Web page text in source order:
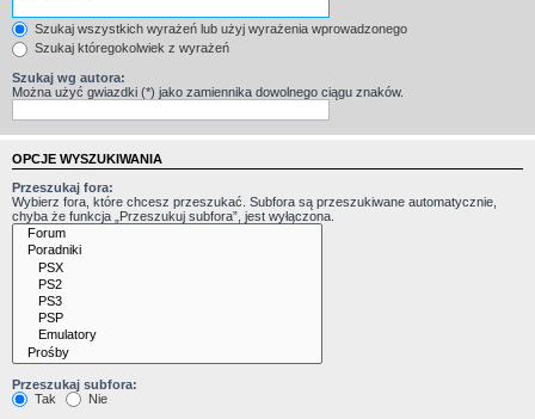
Szukaj wszystkich wyrażeń lub użyj wyrażenia wprowadzonego
Szukaj któregokolwiek z wyrażeń
Szukaj wg autora:
Można użyć gwiazdki (*) jako zamiennika dowolnego ciągu znaków.
OPCJE WYSZUKIWANIA
Przeszukaj fora:
Wybierz fora, które chcesz przeszukać. Subfora są przeszukiwane automatycznie,
chyba że funkcja „Przeszukuj subfora”, jest wyłączona.
Przeszukaj subfora:
Tak
Nie